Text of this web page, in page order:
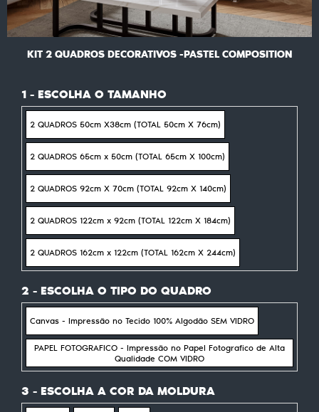
KIT 2 QUADROS DECORATIVOS -PASTEL COMPOSITION
1 - ESCOLHA O TAMANHO
2 QUADROS 50cm X38cm (TOTAL 50cm X 76cm)
2 QUADROS 65cm x 50cm (TOTAL 65cm X 100cm)
2 QUADROS 92cm X 70cm (TOTAL 92cm X 140cm)
2 QUADROS 122cm x 92cm (TOTAL 122cm X 184cm)
2 QUADROS 162cm x 122cm (TOTAL 162cm X 244cm)
2 - ESCOLHA O TIPO DO QUADRO
Canvas - Impressão no Tecido 100% Algodão SEM VIDRO
PAPEL FOTOGRAFICO - Impressão no Papel Fotografico de Alta
Qualidade COM VIDRO
3 - ESCOLHA A COR DA MOLDURA